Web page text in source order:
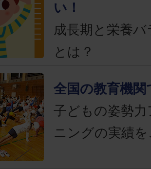
い！
成長期と栄養
とは？
全国の教育機関
子どもの姿勢
ニングの実績